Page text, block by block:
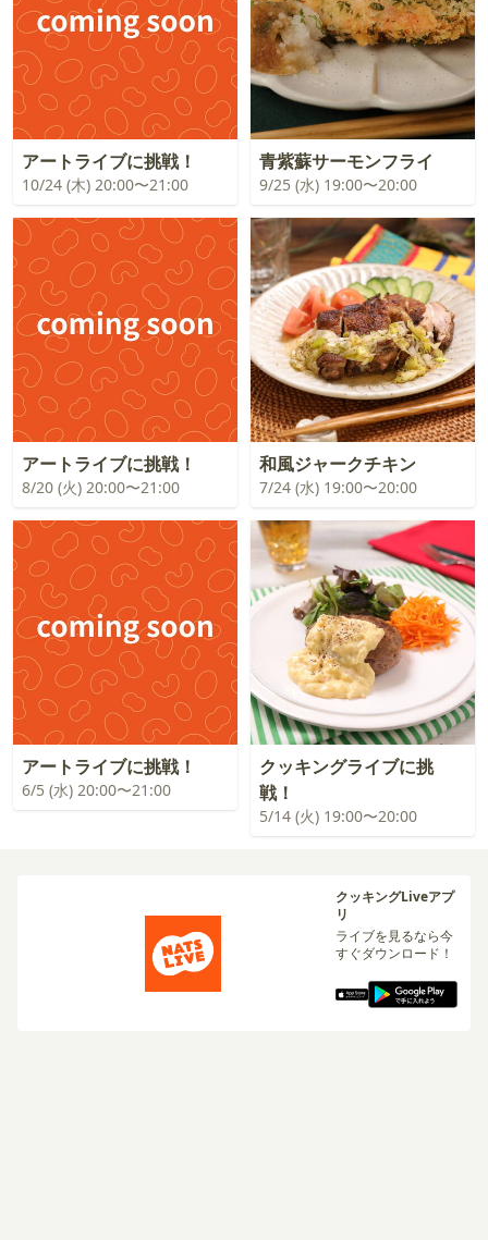
アートライブに挑戦！
10/24 (木) 20:00〜21:00
青紫蘇サーモンフライ
9/25 (水) 19:00〜20:00
アートライブに挑戦！
8/20 (火) 20:00〜21:00
和風ジャークチキン
7/24 (水) 19:00〜20:00
アートライブに挑戦！
6/5 (水) 20:00〜21:00
クッキングライブに挑
戦！
5/14 (火) 19:00〜20:00
クッキングLiveアプ
リ
ライブを見るなら今
すぐダウンロード！